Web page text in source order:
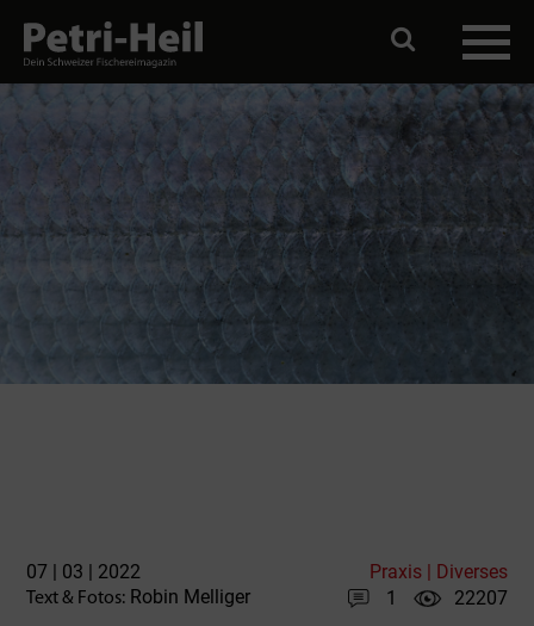
07 | 03 | 2022 Praxis | Diverses
Text & Fotos: Robin Melliger 1 22207